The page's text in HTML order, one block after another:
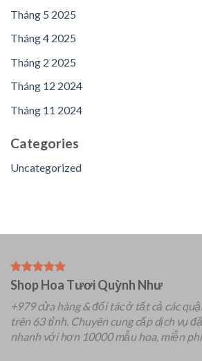
Tháng 5 2025
Tháng 4 2025
Tháng 2 2025
Tháng 12 2024
Tháng 11 2024
Categories
Uncategorized
Shop Hoa Tươi Quỳnh Như
+979 cửa hàng & đối tác ở tất cả các
trên 63 tỉnh. Chuyên cung cấp dịch vụ
nhanh với hơn 10000 mẫu hoa, miễn